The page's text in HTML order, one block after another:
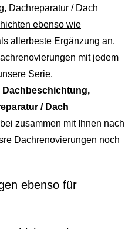
Dachreparatur / Dach
ebenso wie
allerbeste Ergänzung an.
mit jedem
Serie.
Dachbeschichtung,
/ Dach
zusammen mit Ihnen nach
Dachrenovierungen noch
ebenso für